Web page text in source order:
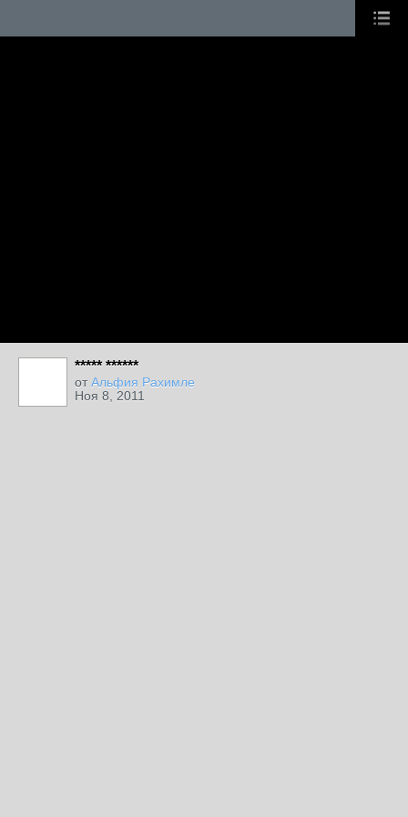
***** ******
отАльфия Рахимле
Ноя 8, 2011